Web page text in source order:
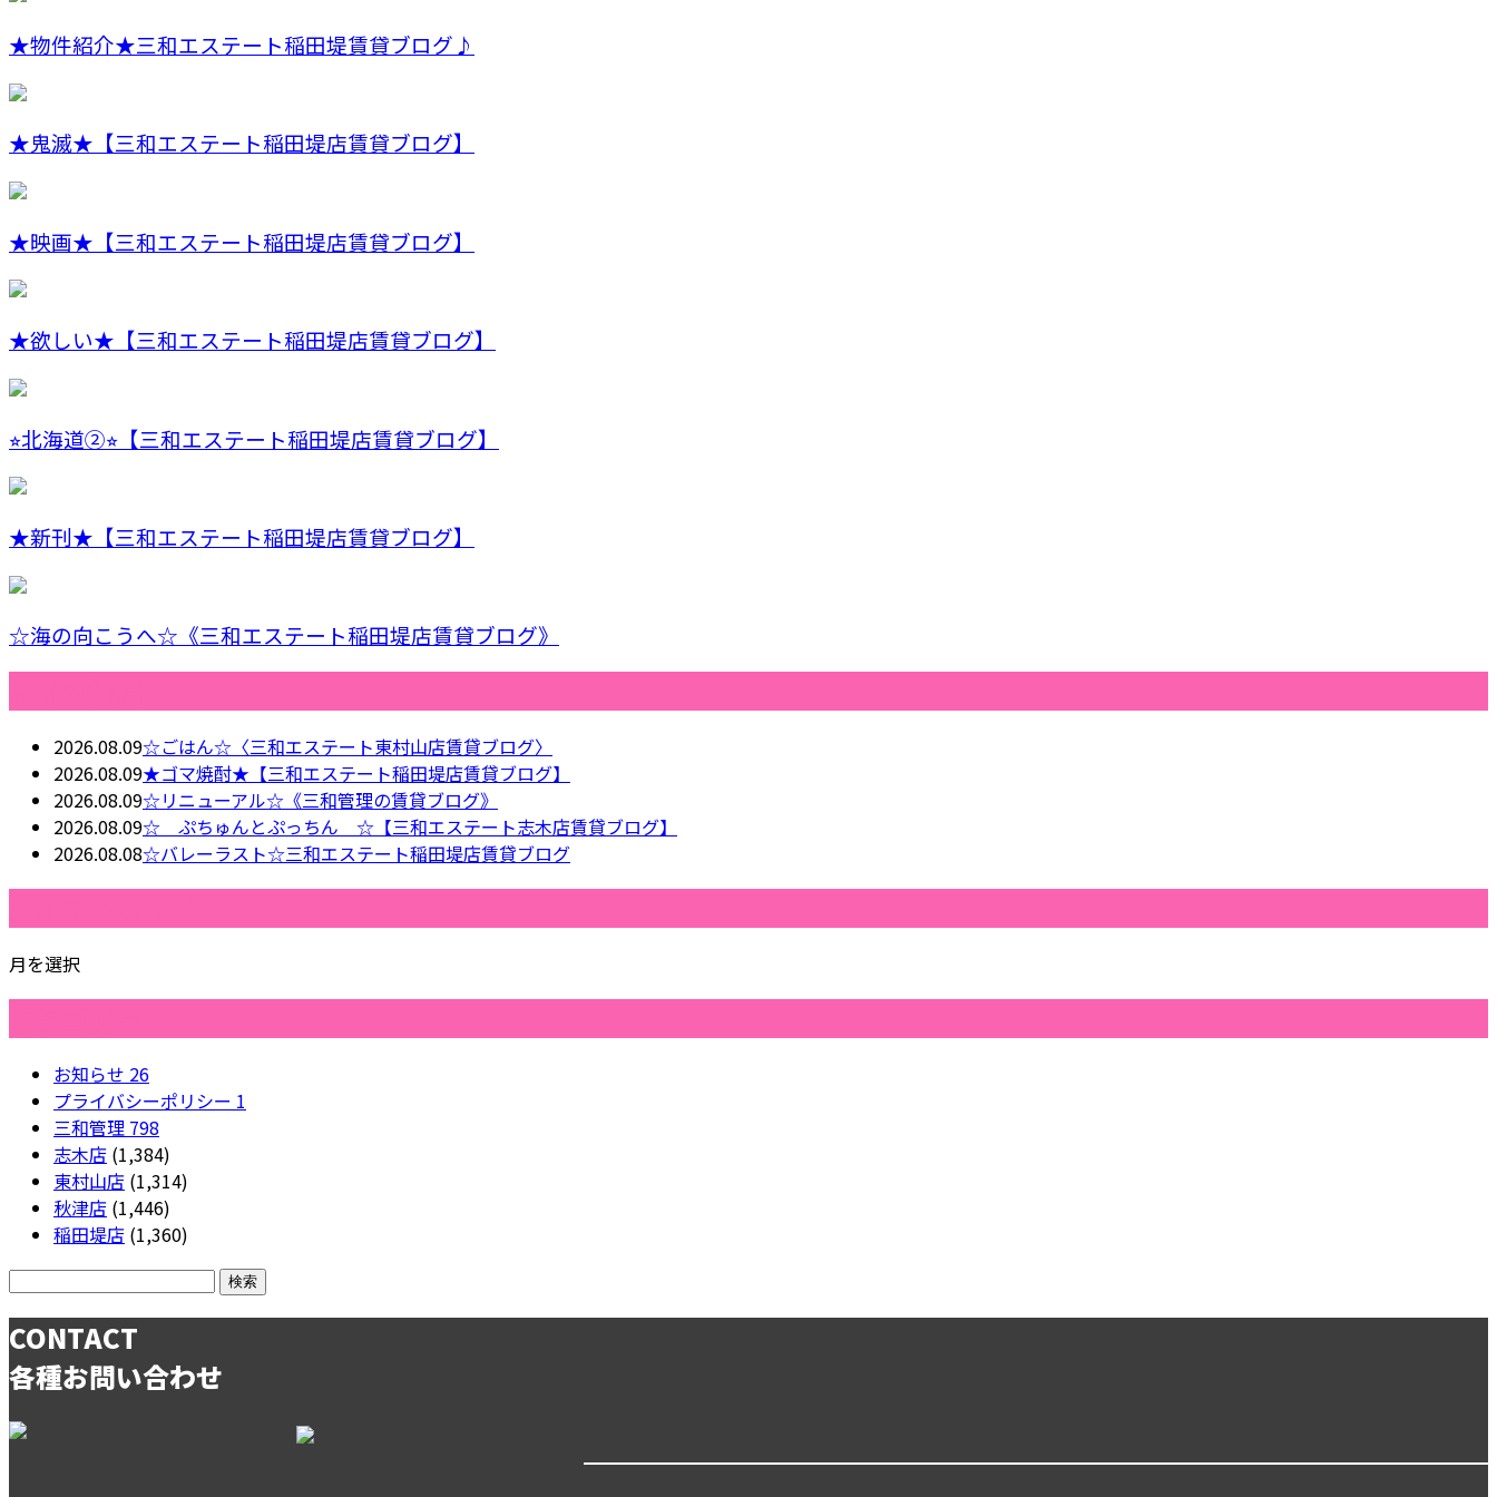
★物件紹介★三和エステート稲田堤賃貸ブログ♪
★鬼滅★【三和エステート稲田堤店賃貸ブログ】
★映画★【三和エステート稲田堤店賃貸ブログ】
★欲しい★【三和エステート稲田堤店賃貸ブログ】
⭐︎北海道②⭐︎【三和エステート稲田堤店賃貸ブログ】
★新刊★【三和エステート稲田堤店賃貸ブログ】
☆海の向こうへ☆《三和エステート稲田堤店賃貸ブログ》
2026.08.09☆ごはん☆〈三和エステート東村山店賃貸ブログ〉
2026.08.09★ゴマ焼酎★【三和エステート稲田堤店賃貸ブログ】
2026.08.09☆リニューアル☆《三和管理の賃貸ブログ》
2026.08.09☆ ぷちゅんとぷっちん ☆【三和エステート志木店賃貸ブログ】
2026.08.08☆バレーラスト☆三和エステート稲田堤店賃貸ブログ
月を選択
お知らせ 26
プライバシーポリシー 1
三和管理 798
志木店 (1,384)
東村山店 (1,314)
秋津店 (1,446)
稲田堤店 (1,360)
CONTACT
各種お問い合わせ